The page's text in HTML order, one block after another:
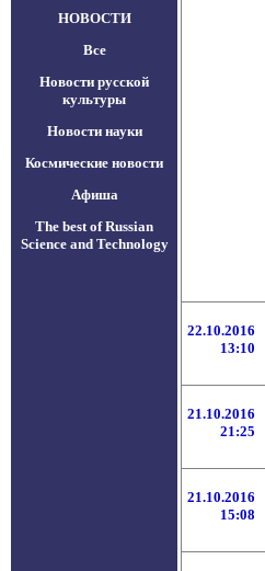
НОВОСТИ
Все
Новости русской
культуры
Новости науки
Космические новости
Афиша
The best of Russian
Science and Technology
22.10.2016
13:10
21.10.2016
21:25
21.10.2016
15:08